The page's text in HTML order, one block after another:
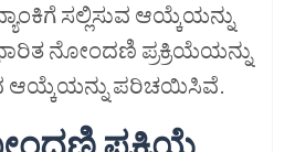
ಸಲ್ಲಿಸುವ ಆಯ್ಕೆಯನ್ನು
ನೋಂದಣಿ ಪ್ರಕ್ರಿಯೆಯನ್ನು
ಆಯ್ಕೆಯನ್ನು ಪರಿಚಯಿಸಿವೆ.
ಪ್ರಕ್ರಿಯೆ